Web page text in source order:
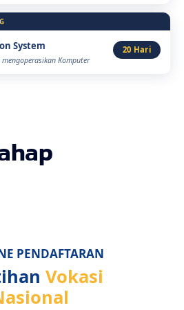
System
Komputer
20 Hari
PENDAFTARAN
Vokasi